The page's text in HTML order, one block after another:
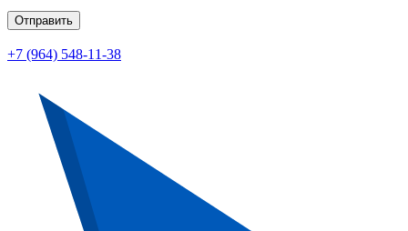
Отправить
+7 (964) 548-11-38